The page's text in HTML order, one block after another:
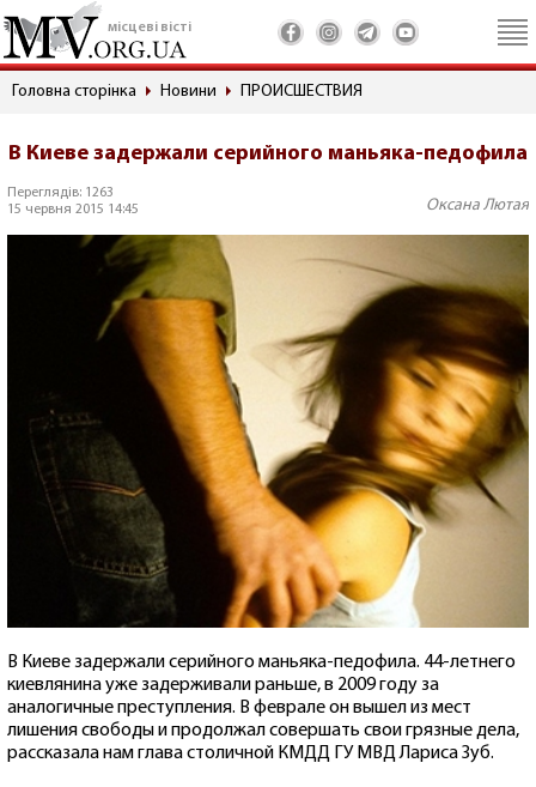
місцеві вісті
Головна сторінка Новини ПРОИСШЕСТВИЯ
В Киеве задержали серийного маньяка-педофила
Переглядів: 1263
15 червня 2015 14:45
Оксана Лютая
В Киеве задержали серийного маньяка-педофила. 44-летнего
киевлянина уже задерживали раньше, в 2009 году за
аналогичные преступления. В феврале он вышел из мест
лишения свободы и продолжал совершать свои грязные дела,
рассказала нам глава столичной КМДД ГУ МВД Лариса Зуб.